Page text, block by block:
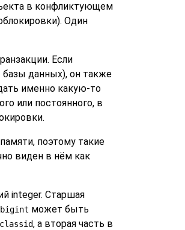
в конфликтующем
Один
Если
базы данных), он также
именно какую-то
или постоянного, в
поэтому такие
виден в нём как
integer. Старшая
bigint может быть
classid, а вторая часть в